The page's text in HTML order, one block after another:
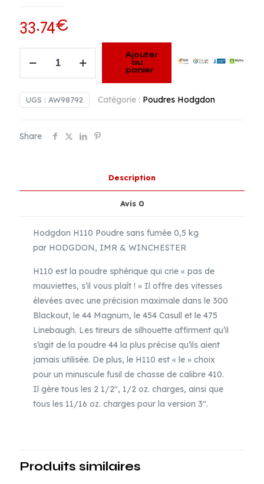
33.74€
H110
(0,5
Ajouter
au
panier
UGS : AW98792 Catégorie : Poudres Hodgdon
Share
Description
Avis 0
Hodgdon H110 Poudre sans fumée 0,5 kg
par HODGDON, IMR & WINCHESTER
H110 est la poudre sphérique qui crie « pas de
mauviettes, s’il vous plaît ! » Il offre des vitesses
élevées avec une précision maximale dans le 300
Blackout, le 44 Magnum, le 454 Casull et le 475
Linebaugh. Les tireurs de silhouette affirment qu’il
s’agit de la poudre 44 la plus précise qu’ils aient
jamais utilisée. De plus, le H110 est « le » choix
pour un minuscule fusil de chasse de calibre 410.
Il gère tous les 2 1/2″, 1/2 oz. charges, ainsi que
tous les 11/16 oz. charges pour la version 3″.
Produits similaires